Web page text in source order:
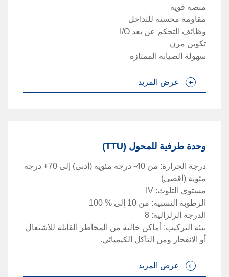
منصة قوية
مقاومة محسنة للتداخل
وظائف التحكم عن بعد I/O
تكوين مرن
سهولة الصيانة الممتازة
عرض المزيد
وحدة طرفية للمحول (TTU)
درجة الحرارة: من -40 درجة مئوية (أدنى) إلى +70 درجة
مئوية (أقصى)
مستوى التلوث:
الرطوبة النسبية: من 10 إلى
100 %
الدرجة الزلزالية:
بيئة التركيب: أماكن خالية من المخاطر القابلة للاشتعال
أو الانفجار ومن التآكل الكيميائي.
عرض المزيد